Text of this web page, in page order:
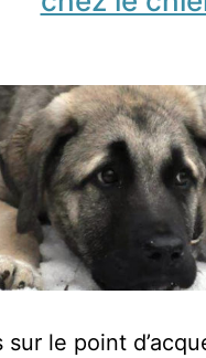
sur le point